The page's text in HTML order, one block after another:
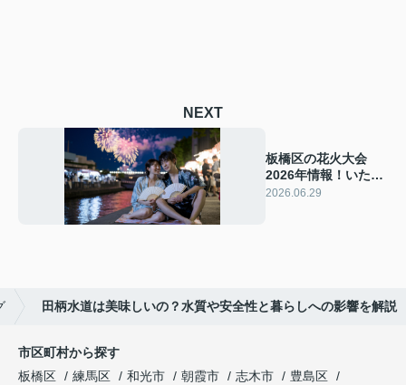
NEXT
板橋区の花火大会
2026年情報！いたば
し花火の見どころと
2026.06.29
田柄水道は美味しいの？水質や安全性と暮らしへの影響を解説
市区町村から探す
板橋区
練馬区 和光市 朝霞市 志木市
豊島区